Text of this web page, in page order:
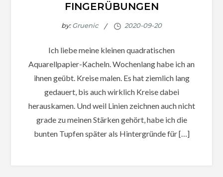
FINGERÜBUNGEN
by:Gruenic
Ich liebe meine kleinen quadratischen
Aquarellpapier-Kacheln. Wochenlang habe ich an
ihnen geübt. Kreise malen. Es hat ziemlich lang
gedauert, bis auch wirklich Kreise dabei
herauskamen. Und weil Linien zeichnen auch nicht
grade zu meinen Stärken gehört, habe ich die
bunten Tupfen später als Hintergründe für […]